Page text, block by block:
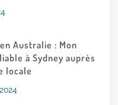
Australie : Mon
à Sydney auprès
locale